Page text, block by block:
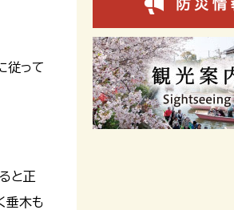
従って
と正
垂木も